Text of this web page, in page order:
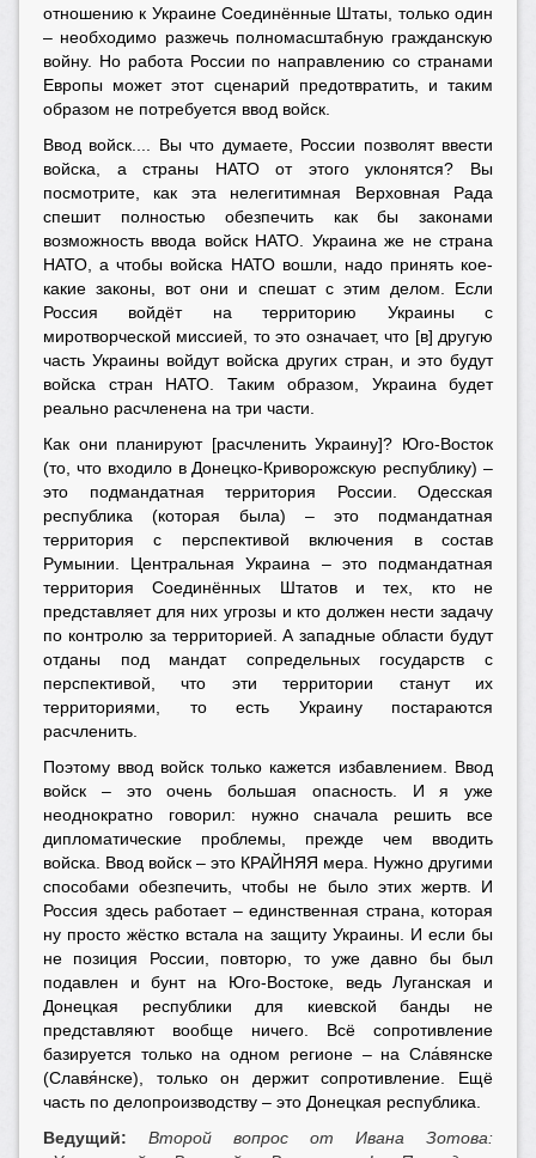
отношению к Украине Соединённые Штаты, только один
– необходимо разжечь полномасштабную гражданскую
войну. Но работа России по направлению со странами
Европы может этот сценарий предотвратить, и таким
образом не потребуется ввод войск.
Ввод войск.... Вы что думаете, России позволят ввести
войска, а страны НАТО от этого уклонятся? Вы
посмотрите, как эта нелегитимная Верховная Рада
спешит полностью обезпечить как бы законами
возможность ввода войск НАТО. Украина же не страна
НАТО, а чтобы войска НАТО вошли, надо принять кое-
какие законы, вот они и спешат с этим делом. Если
Россия войдёт на территорию Украины с
миротворческой миссией, то это означает, что [в] другую
часть Украины войдут войска других стран, и это будут
войска стран НАТО. Таким образом, Украина будет
реально расчленена на три части.
Как они планируют [расчленить Украину]? Юго-Восток
(то, что входило в Донецко-Криворожскую республику) –
это подмандатная территория России. Одесская
республика (которая была) – это подмандатная
территория с перспективой включения в состав
Румынии. Центральная Украина – это подмандатная
территория Соединённых Штатов и тех, кто не
представляет для них угрозы и кто должен нести задачу
по контролю за территорией. А западные области будут
отданы под мандат сопредельных государств с
перспективой, что эти территории станут их
территориями, то есть Украину постараются
расчленить.
Поэтому ввод войск только кажется избавлением. Ввод
войск – это очень большая опасность. И я уже
неоднократно говорил: нужно сначала решить все
дипломатические проблемы, прежде чем вводить
войска. Ввод войск – это КРАЙНЯЯ мера. Нужно другими
способами обезпечить, чтобы не было этих жертв. И
Россия здесь работает – единственная страна, которая
ну просто жёстко встала на защиту Украины. И если бы
не позиция России, повторю, то уже давно бы был
подавлен и бунт на Юго-Востоке, ведь Луганская и
Донецкая республики для киевской банды не
представляют вообще ничего. Всё сопротивление
базируется только на одном регионе – на Сла́вянске
(Славя́нске), только он держит сопротивление. Ещё
часть по делопроизводству – это Донецкая республика.
Ведущий:
Второй вопрос от Ивана Зотова: